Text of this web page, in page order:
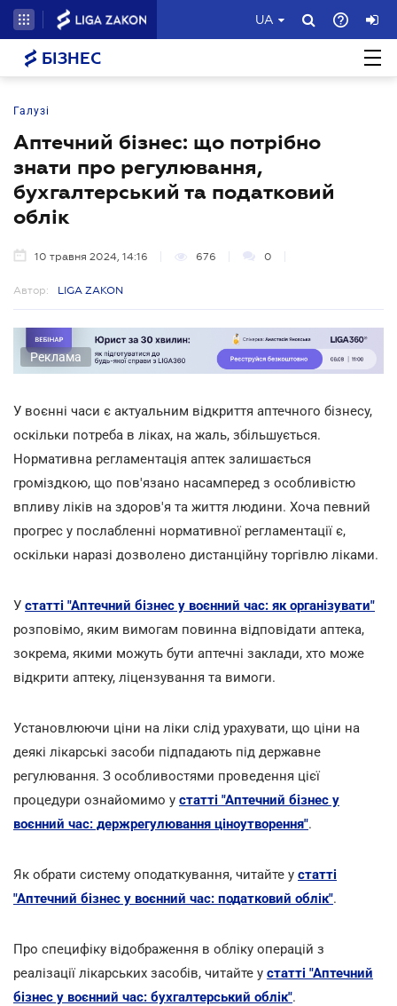
UA
БІЗНЕС
Галузі
Аптечний бізнес: що потрібно
знати про регулювання,
бухгалтерський та податковий
облік
10 травня 2024, 14:16 676 0
Автор: LIGA ZAKON
Реклама
У воєнні часи є актуальним відкриття аптечного бізнесу,
оскільки потреба в ліках, на жаль, збільшується.
Нормативна регламентація аптек залишається
громіздкою, що пов'язано насамперед з особливістю
впливу ліків на здоров'я та життя людини. Хоча певний
прогрес у послабленні нормативної регламентації є,
оскільки наразі дозволено дистанційну торгівлю ліками.
У статті "Аптечний бізнес у воєнний час: як організувати"
розповімо, яким вимогам повинна відповідати аптека,
зокрема, якими можуть бути аптечні заклади, хто може
відкрити аптеку, ліцензування та вимоги.
Установлюючи ціни на ліки слід урахувати, що ціни на
деякі лікарські засоби підпадають під державне
регулювання. З особливостями проведення цієї
процедури ознайомимо у статті "Аптечний бізнес у
воєнний час: держрегулювання ціноутворення".
Як обрати систему оподаткування, читайте у статті
"Аптечний бізнес у воєнний час: податковий облік".
Про специфіку відображення в обліку операцій з
реалізації лікарських засобів, читайте у статті "Аптечний
бізнес у воєнний час: бухгалтерський облік".